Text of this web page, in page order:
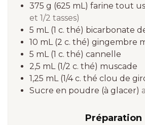
375 g (625 mL) farine tout
et 1/2 tasses)
5 mL (1 c. thé) bicarbonate
10 mL (2 c. thé) gingembre
5 mL (1 c. thé) cannelle
2,5 mL (1/2 c. thé) muscade
1,25 mL (1/4 c. thé clou de
Sucre en poudre (à glacer)
Préparation